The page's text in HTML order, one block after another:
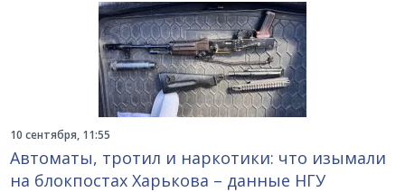
10 сентября, 11:55
Автоматы, тротил и наркотики: что изымали
на блокпостах Харькова – данные НГУ